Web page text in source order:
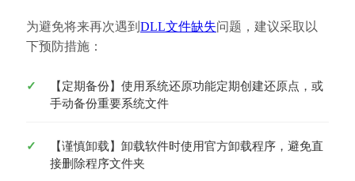
为避免将来再次遇到 DLL文件缺失问题，建议采取以
下预防措施：
【定期备份】使用系统还原功能定期创建还原点，或
手动备份重要系统文件
【谨慎卸载】卸载软件时使用官方卸载程序，避免直
接删除程序文件夹